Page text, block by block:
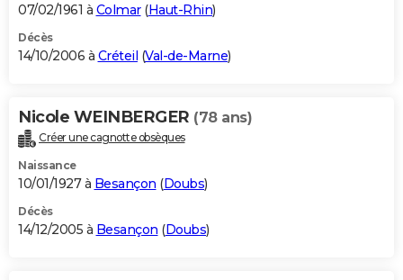
07/02/1961 à Colmar(Haut-Rhin)
Décès
14/10/2006 à Créteil (Val-de-Marne)
Nicole WEINBERGER (78 ans)
Créer une cagnotte obsèques
Naissance
10/01/1927 à Besançon (Doubs)
Décès
14/12/2005 à Besançon (Doubs)